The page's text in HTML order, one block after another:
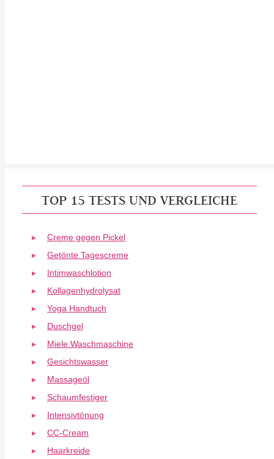
TOP 15 TESTS UND VERGLEICHE
Creme gegen Pickel
Getönte Tagescreme
Intimwaschlotion
Kollagenhydrolysat
Yoga Handtuch
Duschgel
Miele Waschmaschine
Gesichtswasser
Massageöl
Schaumfestiger
Intensivtönung
CC-Cream
Haarkreide